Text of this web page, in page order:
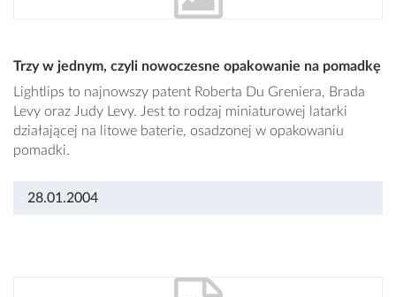
Trzy w jednym, czyli nowoczesne opakowanie na pomadkę
Lightlips to najnowszy patent Roberta Du Greniera, Brada
Levy oraz Judy Levy. Jest to rodzaj miniaturowej latarki
działającej na litowe baterie, osadzonej w opakowaniu
pomadki.
28.01.2004